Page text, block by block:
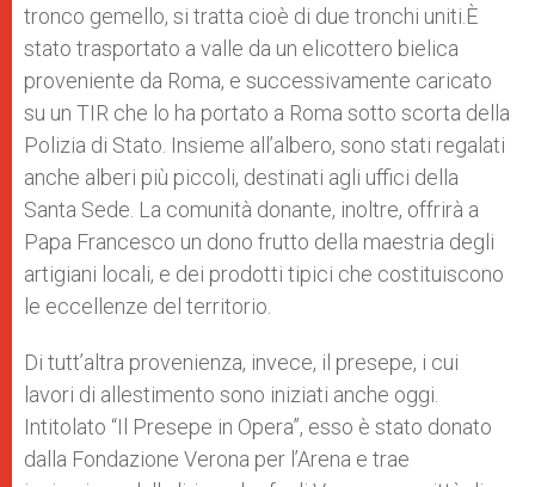
tronco gemello, si tratta cioè di due tronchi uniti.È
stato trasportato a valle da un elicottero bielica
proveniente da Roma, e successivamente caricato
su un TIR che lo ha portato a Roma sotto scorta della
Polizia di Stato. Insieme all’albero, sono stati regalati
anche alberi più piccoli, destinati agli uffici della
Santa Sede. La comunità donante, inoltre, offrirà a
Papa Francesco un dono frutto della maestria degli
artigiani locali, e dei prodotti tipici che costituiscono
le eccellenze del territorio.
Di tutt’altra provenienza, invece, il presepe, i cui
lavori di allestimento sono iniziati anche oggi.
Intitolato “Il Presepe in Opera”, esso è stato donato
dalla Fondazione Verona per l’Arena e trae